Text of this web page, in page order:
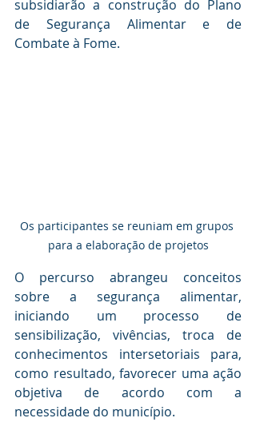
subsidiarão a construção do Plano
de Segurança Alimentar e de
Combate à Fome.
Os participantes se reuniam em grupos
para a elaboração de projetos
O percurso abrangeu conceitos
sobre a segurança alimentar,
iniciando um processo de
sensibilização, vivências, troca de
conhecimentos intersetoriais para,
como resultado, favorecer uma ação
objetiva de acordo com a
necessidade do município.